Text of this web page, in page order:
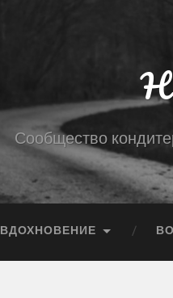
Сообщество
ВДОХНОВЕНИЕ